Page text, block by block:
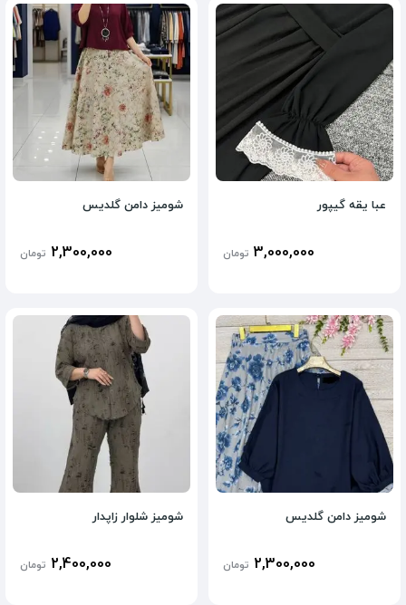
عبا یقه گیپور
3,000,000 تومان
شومیز دامن گلدیس
2,300,000 تومان
شومیز دامن گلدیس
2,300,000 تومان
شومیز شلوار زاپدار
2,400,000 تومان